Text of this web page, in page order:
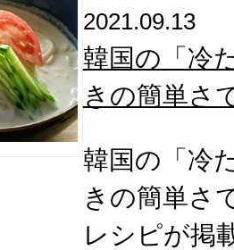
2021.09.13
韓国の「冷
きの簡単さ
韓国の「冷
きの簡単さ
レシピが掲